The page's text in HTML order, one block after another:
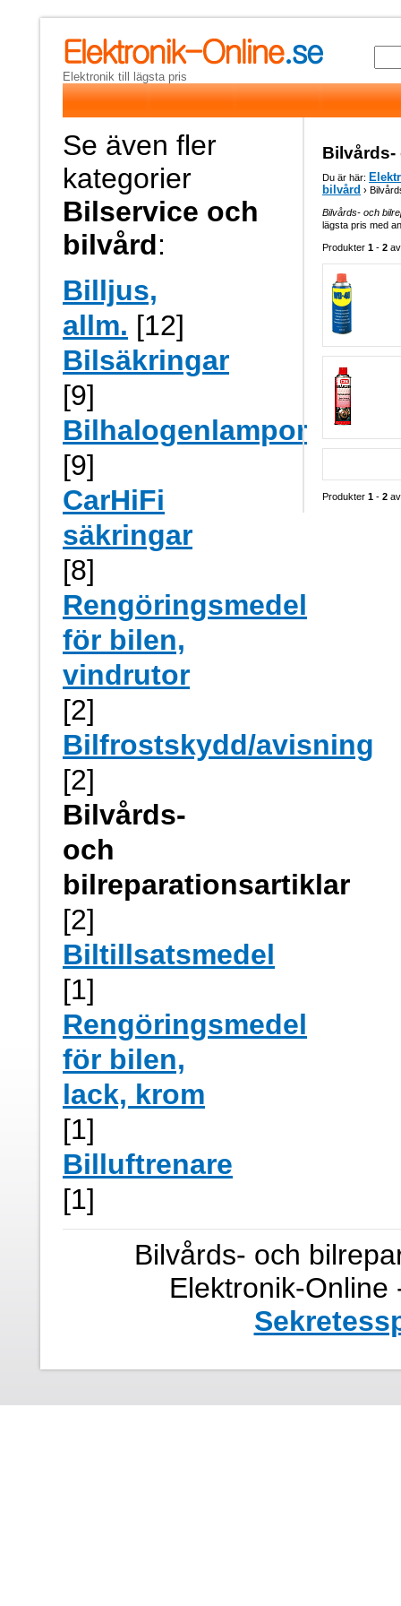
Elektronik till lägsta pris
Bilvårds-
Du är här:
bilvård ›
Bilvårds- och
lägsta pris med
Produkter 1 - 2
Produkter 1 - 2
Se även fler
kategorier
Bilservice och
bilvård:
Billjus,
allm. [12]
Bilsäkringar
[9]
Bilhalogenlampor
[9]
CarHiFi
säkringar
[8]
Rengöringsmedel
för bilen,
vindrutor
[2]
Bilfrostskydd/avisning
[2]
Bilvårds-
och
bilreparationsartiklar
[2]
Biltillsatsmedel
[1]
Rengöringsmedel
för bilen,
lack, krom
[1]
Billuftrenare
[1]
Bilvårds- och
Elektronik-